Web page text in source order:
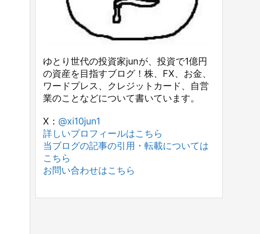
ゆとり世代の投資家junが、投資で1億円
の資産を目指すブログ！株、FX、お金、
ワードプレス、クレジットカード、自営
業のことなどについて書いています。
X： @xi10jun1
詳しいプロフィールはこちら
当ブログの記事の引用・転載については
こちら
お問い合わせはこちら